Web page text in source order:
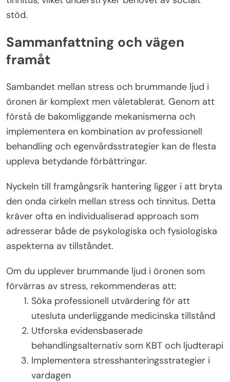
stöd.
Sammanfattning och vägen
framåt
Sambandet mellan stress och brummande ljud i
öronen är komplext men väletablerat. Genom att
förstå de bakomliggande mekanismerna och
implementera en kombination av professionell
behandling och egenvårdsstrategier kan de flesta
uppleva betydande förbättringar.
Nyckeln till framgångsrik hantering ligger i att bryta
den onda cirkeln mellan stress och tinnitus. Detta
kräver ofta en individualiserad approach som
adresserar både de psykologiska och fysiologiska
aspekterna av tillståndet.
Om du upplever brummande ljud i öronen som
förvärras av stress, rekommenderas att:
Söka professionell utvärdering för att
utesluta underliggande medicinska tillstånd
Utforska evidensbaserade
behandlingsalternativ som KBT och ljudterapi
Implementera stresshanteringsstrategier i
vardagen